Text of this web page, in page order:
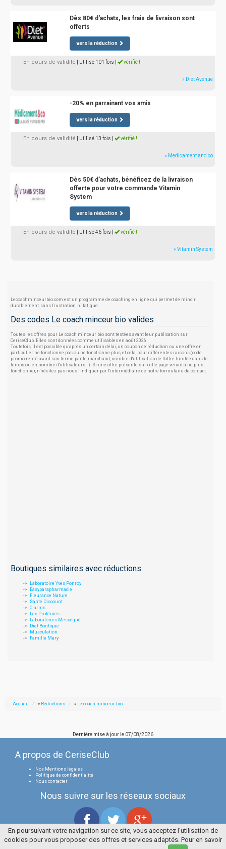
Dès 80€ d'achats, les frais de livraison sont
offerts
vers la réduction
En cours de validité | Utilisé 101 fois vérifié !
» Diet Avenue
-20% en parrainant vos amis
vers la réduction
En cours de validité | Utilisé 13 fois vérifié !
» Medicament and co
Dès 50€ d'achats, bénéficez de la livraison
offerte pour votre commande Vitamin
System
vers la réduction
En cours de validité | Utilisé 46 fois vérifié !
» Vitamin System
Lecoachminceurbio.com est un programme de coaching en ligne qui permet de mincir
durablement, sans frustration, ni fatigue.
Des codes Le coach minceur bio valides
Toutes les offres pour Le coach minceur bio sont testées avant leur publication sur
CeriseClub. Elles sont données comme utilisables en août 2026.
Toutefois, il est possible qu'après un certain délai, un coupon de réduction ou une offre en
particulier ne fonctionne pas ou ne fonctionne plus, et cela, pour différentes raisons (code
promo retiré avant son terme par le marchand, nombre d'utilisation de l'offre limitée dans le
temps ou en nombre d'utilisateurs...). Si une offre présente sur cette page venait à ne plus
fonctionner, n'hésitez pas nous l'indiquer par l'intermédiaire de notre formulaire de contact.
Boutiques similaires avec réductions
Laboratoire Yves Ponroy
Easyparapharmacie
Fleurance Nature
Santé Discount
Clarins
Les Protéines
Laboratoires Mességué
Diet Boutique
Musculation
Famille Mary
Accueil » Réductions » Le coach minceur bio
Dernière mise à jour le 07/08/2026
A propos de CeriseClub
Nos Mentions légales
Politique de confidentialité
Nous contacter
Nous suivre sur les réseaux sociaux
Tous droits réservés
En poursuivant votre navigation sur ce site, vous acceptez l'utilisation de
cookies pour vous proposer des offres et services adaptés. Pour en savoir